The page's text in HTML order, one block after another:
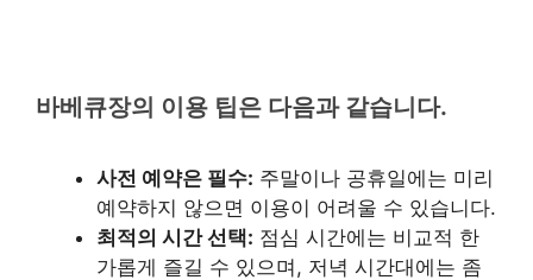
바베큐장의 이용 팁은 다음과 같습니다.
사전 예약은 필수: 주말이나 공휴일에는 미리
예약하지 않으면 이용이 어려울 수 있습니다.
최적의 시간 선택: 점심 시간에는 비교적 한
가롭게 즐길 수 있으며, 저녁 시간대에는 좀